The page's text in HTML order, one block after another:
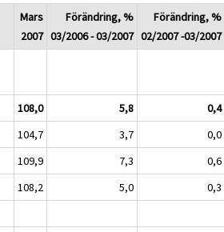
Mars
2007
Förändring, %
03/2006 - 03/2007
Förändring, %
02/2007 -03/2007
108,0 5,8
0,4
104,7 3,7
0,0
109,9 7,3
0,6
108,2 5,0 0,3